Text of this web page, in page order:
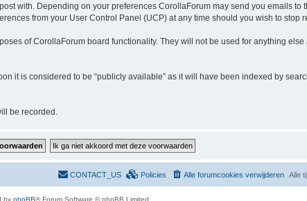
with. Depending on your preferences CorollaForum may send you emails to
from your User Control Panel (UCP) at any time should you wish to stop
of CorollaForum board functionality. They will not be used for anything
it is considered to be “publicly available” as it will have been indexed by
be recorded.
Alle
Alle forumcookies verwijderen
Policies
CONTACT_US
by phpBB® Forum Software © phpBB Limited